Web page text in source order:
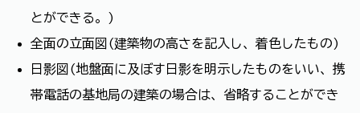
とができる。)
全面の立面図(建築物の高さを記入し、着色したもの)
日影図(地盤面に及ぼす日影を明示したものをいい、携
帯電話の基地局の建築の場合は、省略することができ